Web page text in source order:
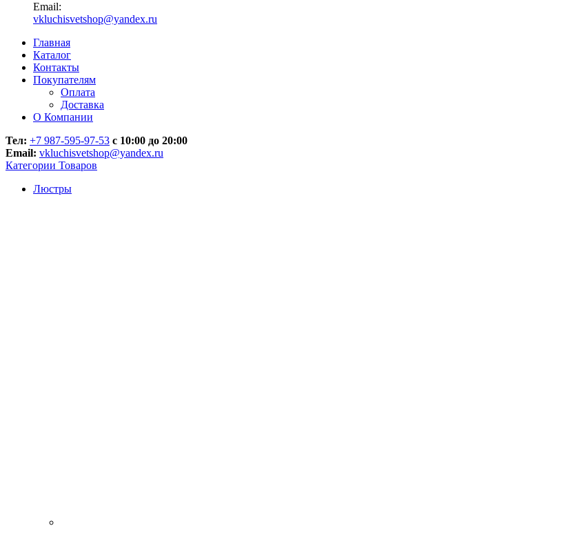
Email:
vkluchisvetshop@yandex.ru
Главная
Каталог
Контакты
Покупателям
Оплата
Доставка
О Компании
Тел: +7 987-595-97-53 с 10:00 до 20:00
Email: vkluchisvetshop@yandex.ru
Категории Товаров
Люстры